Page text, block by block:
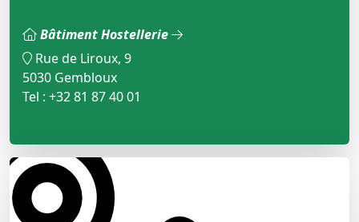
Bâtiment Hostellerie
Rue de Liroux, 9
5030 Gembloux
Tel : +32 81 87 40 01